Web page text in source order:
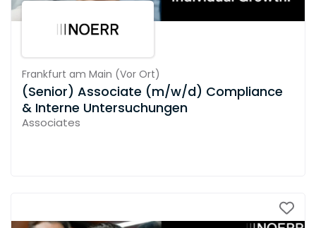
Frankfurt am Main (Vor Ort)
(Senior) Associate (m/w/d) Compliance
& Interne Untersuchungen
Associates